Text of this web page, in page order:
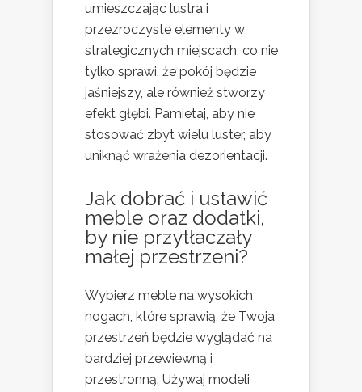
umieszczając lustra i
przezroczyste elementy w
strategicznych miejscach, co nie
tylko sprawi, że pokój będzie
jaśniejszy, ale również stworzy
efekt głębi. Pamietaj, aby nie
stosować zbyt wielu luster, aby
uniknąć wrażenia dezorientacji.
Jak dobrać i ustawić
meble oraz dodatki,
by nie przytłaczały
małej przestrzeni?
Wybierz meble na wysokich
nogach, które sprawią, że Twoja
przestrzeń będzie wyglądać na
bardziej przewiewną i
przestronną. Używaj modeli